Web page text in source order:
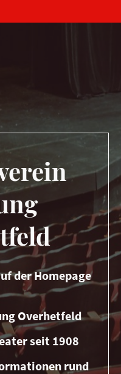
der Homepage
Overhetfeld
seit 1908
rund